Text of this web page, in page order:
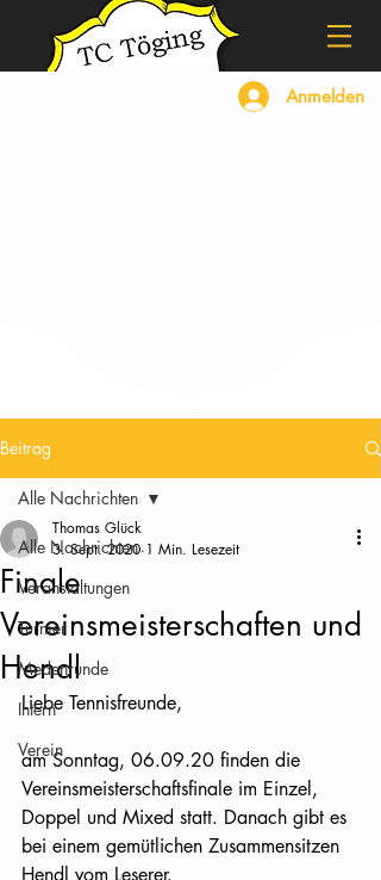
Anmelden
Beitrag
Alle Nachrichten
Veranstaltungen
Turnier
Medenrunde
Intern
Verein
Alle Nachrichten
Finale
Vereinsmeisterschaften und
Hendl
Thomas Glück
3. Sept. 2020 1 Min. Lesezeit
Liebe Tennisfreunde,
am Sonntag, 06.09.20 finden die
Vereinsmeisterschaftsfinale im Einzel,
Doppel und Mixed statt. Danach gibt es
bei einem gemütlichen Zusammensitzen
Hendl vom Leserer.